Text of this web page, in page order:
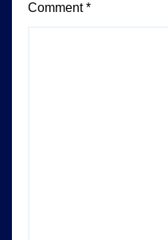
Comment*